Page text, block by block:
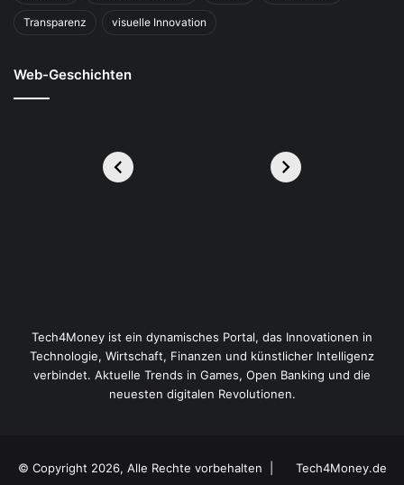
Transparenz visuelle Innovation
Web-Geschichten
Tech4Money ist ein dynamisches Portal, das Innovationen in
Technologie, Wirtschaft, Finanzen und künstlicher Intelligenz
verbindet. Aktuelle Trends in Games, Open Banking und die
neuesten digitalen Revolutionen.
© Copyright 2026, Alle Rechte vorbehalten | Tech4Money.de